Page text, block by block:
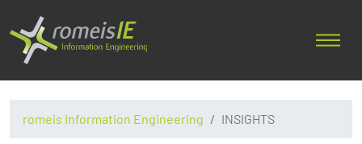
romeis Information Engineering INSIGHTS